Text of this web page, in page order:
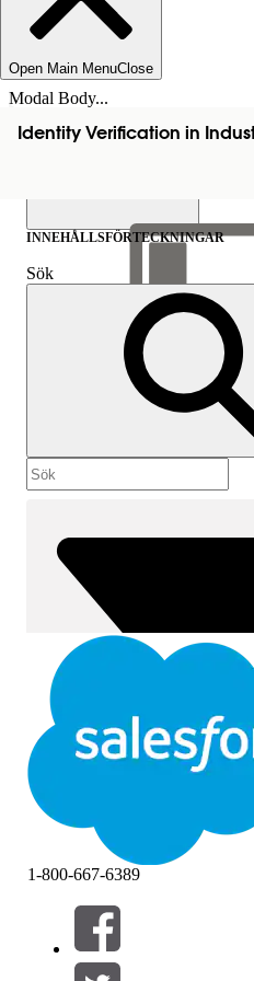
Open Main MenuClose
Modal Body...
Identity Verification in
Visa
innehållsförteckning
Innehållsförteckningar
INNEHÅLLSFÖRTECKNINGAR
Sök
Filter (0)
VÄLJ FILTER
1-800-667-6389